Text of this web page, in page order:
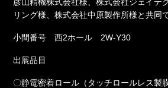
リング様、株式会社中原製作所様と共同
小間番号 西2ホール 2W-Y30
出展品目
〇静電密着ロール（タッチロールレス製